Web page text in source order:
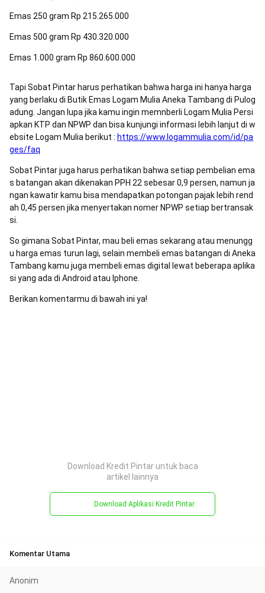
Emas 250 gram Rp 215.265.000
Emas 500 gram Rp 430.320.000
Emas 1.000 gram Rp 860.600.000
Tapi Sobat Pintar harus perhatikan bahwa harga ini hanya harga
yang berlaku di Butik Emas Logam Mulia Aneka Tambang di Pulog
adung. Jangan lupa jika kamu ingin memnberli Logam Mulia Persi
apkan KTP dan NPWP dan bisa kunjungi informasi lebih lanjut di w
ebsite Logam Mulia berikut : https://www.logammulia.com/id/pa
ges/faq
Sobat Pintar juga harus perhatikan bahwa setiap pembelian ema
s batangan akan dikenakan PPH 22 sebesar 0,9 persen, namun ja
ngan kawatir kamu bisa mendapatkan potongan pajak lebih rend
ah 0,45 persen jika menyertakan nomer NPWP setiap bertransak
si.
So gimana Sobat Pintar, mau beli emas sekarang atau menungg
u harga emas turun lagi, selain membeli emas batangan di Aneka
Tambang kamu juga membeli emas digital lewat beberapa aplika
si yang ada di Android atau Iphone.
Berikan komentarmu di bawah ini ya!
Download Kredit Pintar untuk baca
artikel lainnya
Download Aplikasi Kredit Pintar
Komentar Utama
Anonim